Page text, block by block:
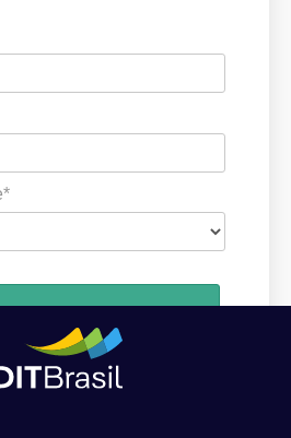
em receber comunicações da ADIT